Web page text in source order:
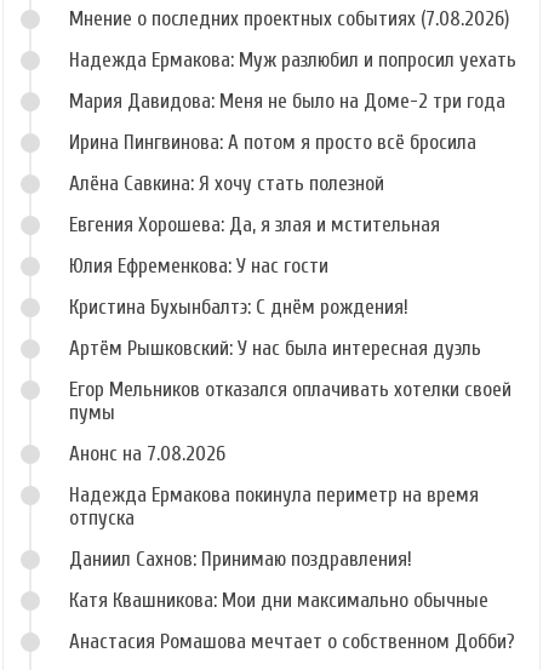
Мнение о последних проектных событиях (7.08.2026)
Надежда Ермакова: Муж разлюбил и попросил уехать
Мария Давидова: Меня не было на Доме-2 три года
Ирина Пингвинова: А потом я просто всё бросила
Алёна Савкина: Я хочу стать полезной
Евгения Хорошева: Да, я злая и мстительная
Юлия Ефременкова: У нас гости
Кристина Бухынбалтэ: С днём рождения!
Артём Рышковский: У нас была интересная дуэль
Егор Мельников отказался оплачивать хотелки своей
пумы
Анонс на 7.08.2026
Надежда Ермакова покинула периметр на время
отпуска
Даниил Сахнов: Принимаю поздравления!
Катя Квашникова: Мои дни максимально обычные
Анастасия Ромашова мечтает о собственном Добби?